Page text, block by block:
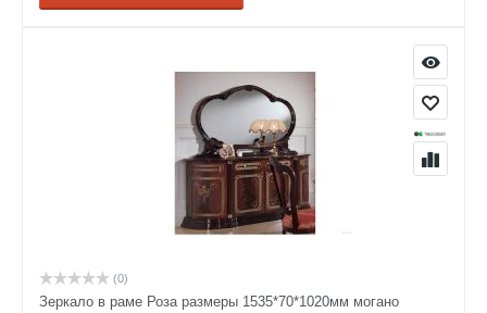
(0)
Зеркало в раме Роза размеры 1535*70*1020мм могано